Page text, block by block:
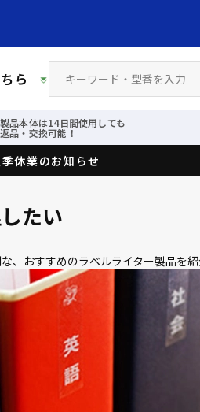
ら
製品本体は14日間使用しても
返品・交換可能！
休業のお知らせ
たい
おすすめのラベルライター製品を紹